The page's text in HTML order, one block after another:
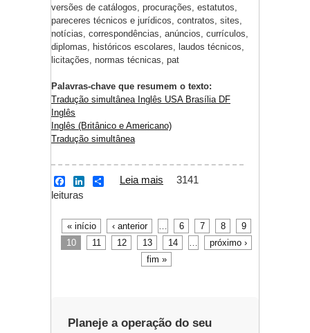
versões de catálogos, procurações, estatutos,
pareceres técnicos e jurídicos, contratos, sites,
notícias, correspondências, anúncios, currículos,
diplomas, históricos escolares, laudos técnicos,
licitações, normas técnicas, pat
Palavras-chave que resumem o texto:
Tradução simultânea Inglês USA Brasília DF
Inglês
Inglês (Britânico e Americano)
Tradução simultânea
a
c
b
o
o
e
d
Leia mais sobre Tradução
3141
leituras
Páginas
« início ‹ anterior 6 7 8
9
10
11 12 13 14 …
próximo ›
fim »
Planeje a operação do seu